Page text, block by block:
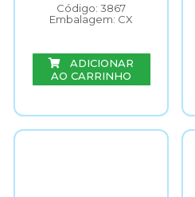
Código: 3867
Embalagem: CX
ADICIONAR
AO CARRINHO